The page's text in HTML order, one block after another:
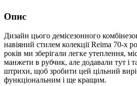
Опис
Дизайн цього демісезонного
навіяний стилем колекції Reima 70-х
років ми зберігали легке утеплення,
манжети в рубчик, але додавали тут і
штрихи, щоб зробити цей цільний
функціональним і ще кращим.